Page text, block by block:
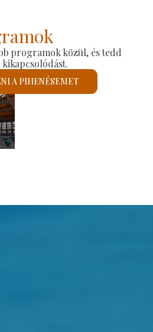
programok közül, és tedd
kikapcsolódást.
A PIHENÉSEMET